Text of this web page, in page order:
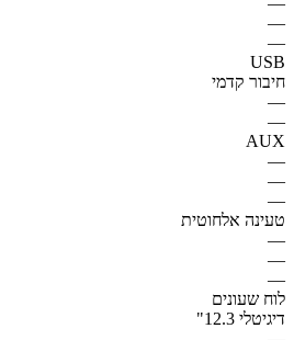
—
—
USB
חיבור קדמי
—
—
AUX
—
—
—
טעינה אלחוטית
—
—
—
לוח שעונים
דיגיטלי 12.3"